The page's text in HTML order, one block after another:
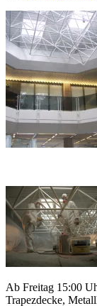
Ab Freitag 15:00
Trapezdecke,